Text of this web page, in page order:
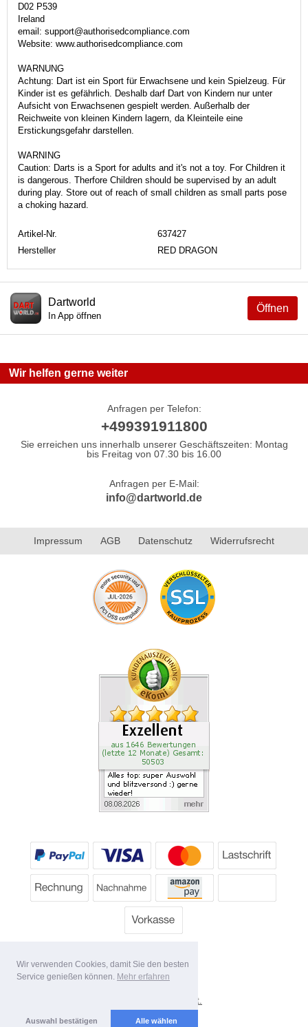
Wir verwenden Cookies, damit Sie den besten
Service genießen können. Mehr erfahren
Auswahl bestätigen Alle wählen
D02 P539
Ireland
email: support@authorisedcompliance.com
Website: www.authorisedcompliance.com
WARNUNG
Achtung: Dart ist ein Sport für Erwachsene und kein Spielzeug. Für
Kinder ist es gefährlich. Deshalb darf Dart von Kindern nur unter
Aufsicht von Erwachsenen gespielt werden. Außerhalb der
Reichweite von kleinen Kindern lagern, da Kleinteile eine
Erstickungsgefahr darstellen.
WARNING
Caution: Darts is a Sport for adults and it's not a toy. For Children it
is dangerous. Therfore Children should be supervised by an adult
during play. Store out of reach of small children as small parts pose
a choking hazard.
Artikel-Nr.
637427
Hersteller
RED DRAGON
Öffnen
Dartworld
In App öffnen
Wir helfen gerne weiter
Anfragen per Telefon:
+499391911800
Sie erreichen uns innerhalb unserer Geschäftszeiten: Montag
bis Freitag von 07.30 bis 16.00
Anfragen per E-Mail:
info@dartworld.de
Impressum AGB Datenschutz Widerrufsrecht
Alle Preise inkl. MwSt.
Lieferbedingungen